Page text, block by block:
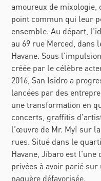
amoureux de mixologie,
point commun qui leur
ensemble. Au départ,
au 69 rue Merced, dans
Havane. Sous
créée par le célèbre
2016, San Isidro a
lancées par des
une transformation en
concerts, graffitis
l'œuvre de Mr. MyI sur
rues. Situé dans le
Havane,Jíbaro est l'une
privées à avoir parié
naguère défavorisée.